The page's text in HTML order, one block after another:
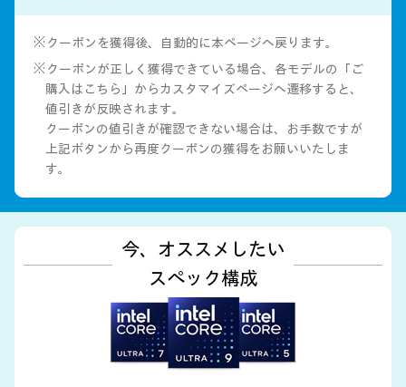
※クーポンを獲得後、自動的に本ページへ戻ります。
※クーポンが正しく獲得できている場合、各モデルの「ご
購入はこちら」からカスタマイズページへ遷移すると、
値引きが反映されます。
クーポンの値引きが確認できない場合は、お手数ですが
上記ボタンから再度クーポンの獲得をお願いいたしま
す。
今、オススメしたい
スペック構成